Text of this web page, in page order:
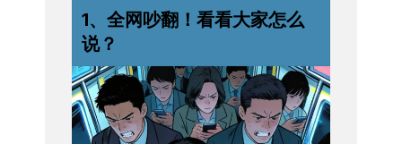
1、全网吵翻！看看大家怎么
说？